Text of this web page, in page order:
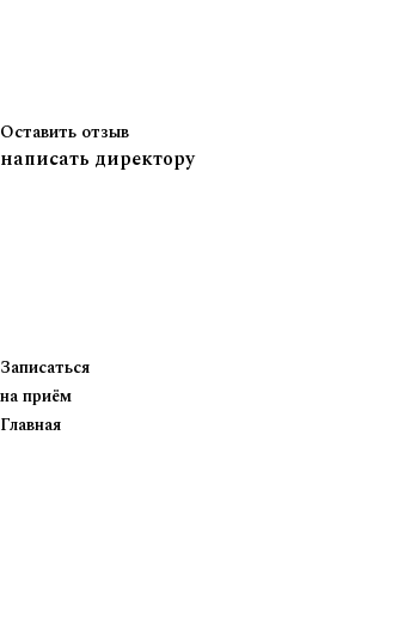
Оставить отзыв
написать директору
Записаться
на приём
Главная